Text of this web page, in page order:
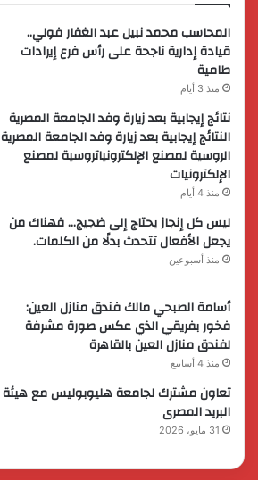
المحاسب محمد نبيل عبد الغفار فولي..
قيادة إدارية ناجحة على رأس فرع إيرادات
طامية
منذ 3 أيام
نتائج إيجابية بعد زيارة وفد الجامعة المصرية
النتائج إيجابية بعد زيارة وفد الجامعة المصرية
الروسية لمصنع الإلكترونياتروسية لمصنع
الإلكترونيات
منذ 4 أيام
ليس كل إنجاز يحتاج إلى ضجيج… فهناك من
يجعل الأفعال تتحدث بدلًا من الكلمات.
منذ أسبوعين
أسامة الصبحي مالك فندق منازل العين:
فخور بفريقي الذي عكس صورة مشرفة
لفندق منازل العين بالقاهرة
منذ 4 أسابيع
تعاون مشترك لجامعة هليوبوليس مع هيئة
البريد المصرى
31 مايو، 2026